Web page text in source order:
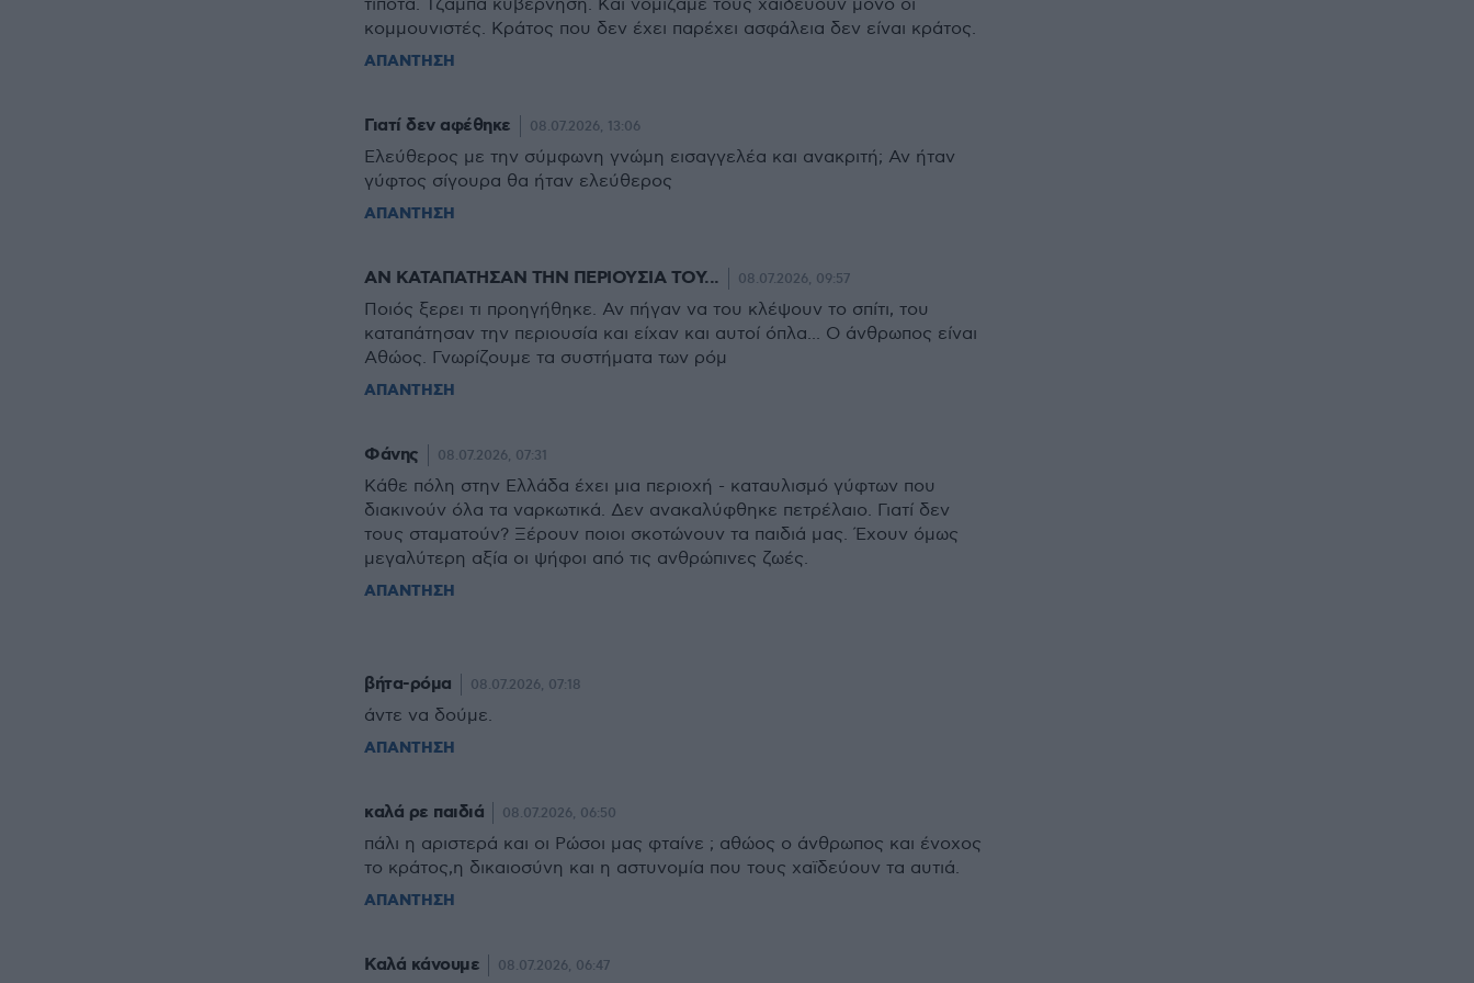
τίποτα. Τζάμπα κυβέρνηση. Και νομίζαμε τους χαϊδεύουν μόνο οι
κομμουνιστές. Κράτος που δεν έχει παρέχει ασφάλεια δεν είναι κράτος.
ΑΠΑΝΤΗΣΗ
Γιατί δεν αφέθηκε 08.07.2026, 13:06
Ελεύθερος με την σύμφωνη γνώμη εισαγγελέα και ανακριτή; Αν ήταν
γύφτος σίγουρα θα ήταν ελεύθερος
ΑΠΑΝΤΗΣΗ
ΑΝ ΚΑΤΑΠΑΤΗΣΑΝ ΤΗΝ ΠΕΡΙΟΥΣΙΑ ΤΟΥ... 08.07.2026, 09:57
Ποιός ξερει τι προηγήθηκε. Αν πήγαν να του κλέψουν το σπίτι, του
καταπάτησαν την περιουσία και είχαν και αυτοί όπλα... Ο άνθρωπος είναι
Αθώος. Γνωρίζουμε τα συστήματα των ρόμ
ΑΠΑΝΤΗΣΗ
Φάνης 08.07.2026, 07:31
Κάθε πόλη στην Ελλάδα έχει μια περιοχή - καταυλισμό γύφτων που
διακινούν όλα τα ναρκωτικά. Δεν ανακαλύφθηκε πετρέλαιο. Γιατί δεν
τους σταματούν? Ξέρουν ποιοι σκοτώνουν τα παιδιά μας. Έχουν όμως
μεγαλύτερη αξία οι ψήφοι από τις ανθρώπινες ζωές.
ΑΠΑΝΤΗΣΗ
βήτα-ρόμα 08.07.2026, 07:18
άντε να δούμε.
ΑΠΑΝΤΗΣΗ
καλά ρε παιδιά 08.07.2026, 06:50
πάλι η αριστερά και οι Ρώσοι μας φταίνε ; αθώος ο άνθρωπος και ένοχος
το κράτος,η δικαιοσύνη και η αστυνομία που τους χαϊδεύουν τα αυτιά.
ΑΠΑΝΤΗΣΗ
Καλά κάνουμε 08.07.2026, 06:47